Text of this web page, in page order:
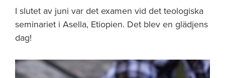
I slutet av juni var det examen vid det teologiska
seminariet i Asella, Etiopien. Det blev en glädjens
dag!